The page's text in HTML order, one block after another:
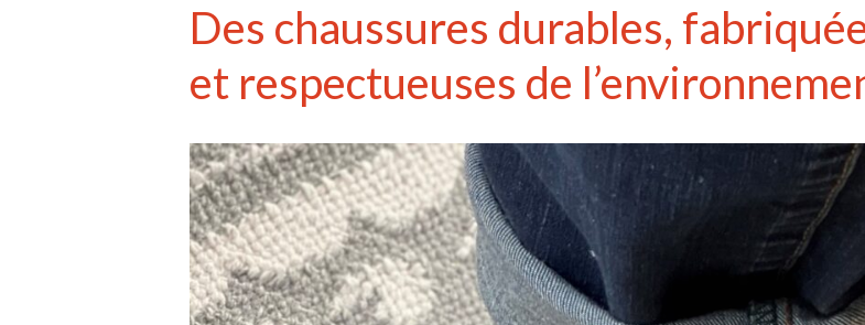
Des chaussures durables,
et respectueuses de